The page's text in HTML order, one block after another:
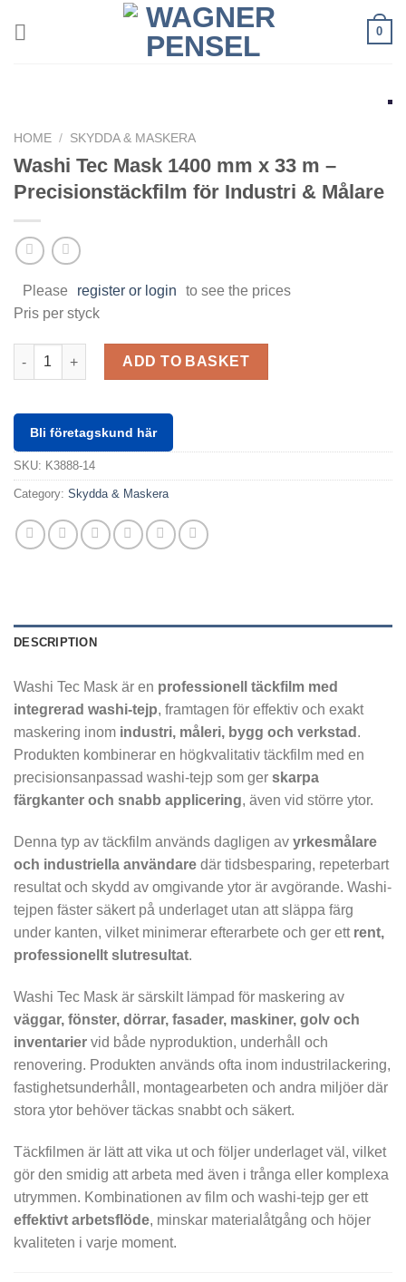
0
HOME / SKYDDA & MASKERA
Washi Tec Mask 1400 mm x 33 m –
Precisionstäckfilm för Industri & Målare
Please register or login
to see the prices
Pris per styck
Washi Tec Mask 1400 mm x 33 m – Precisionstäckfilm för
ADD TO BASKET
Bli företagskund här
SKU: K3888-14
Category: Skydda & Maskera
DESCRIPTION
Washi Tec Mask är en professionell täckfilm med
integrerad washi-tejp, framtagen för effektiv och exakt
maskering inom industri, måleri, bygg och verkstad .
Produkten kombinerar en högkvalitativ täckfilm med en
precisionsanpassad washi-tejp som ger skarpa
färgkanter och snabb applicering, även vid större ytor.
Denna typ av täckfilm används dagligen av yrkesmålare
och industriella användare där tidsbesparing, repeterbart
resultat och skydd av omgivande ytor är avgörande. Washi-
tejpen fäster säkert på underlaget utan att släppa färg
under kanten, vilket minimerar efterarbete och ger ett rent,
professionellt slutresultat.
Washi Tec Mask är särskilt lämpad för maskering av
väggar, fönster, dörrar, fasader, maskiner, golv och
inventarier vid både nyproduktion, underhåll och
renovering. Produkten används ofta inom industrilackering,
fastighetsunderhåll, montagearbeten och andra miljöer där
stora ytor behöver täckas snabbt och säkert.
Täckfilmen är lätt att vika ut och följer underlaget väl, vilket
gör den smidig att arbeta med även i trånga eller komplexa
utrymmen. Kombinationen av film och washi-tejp ger ett
effektivt arbetsflöde, minskar materialåtgång och höjer
kvaliteten i varje moment.